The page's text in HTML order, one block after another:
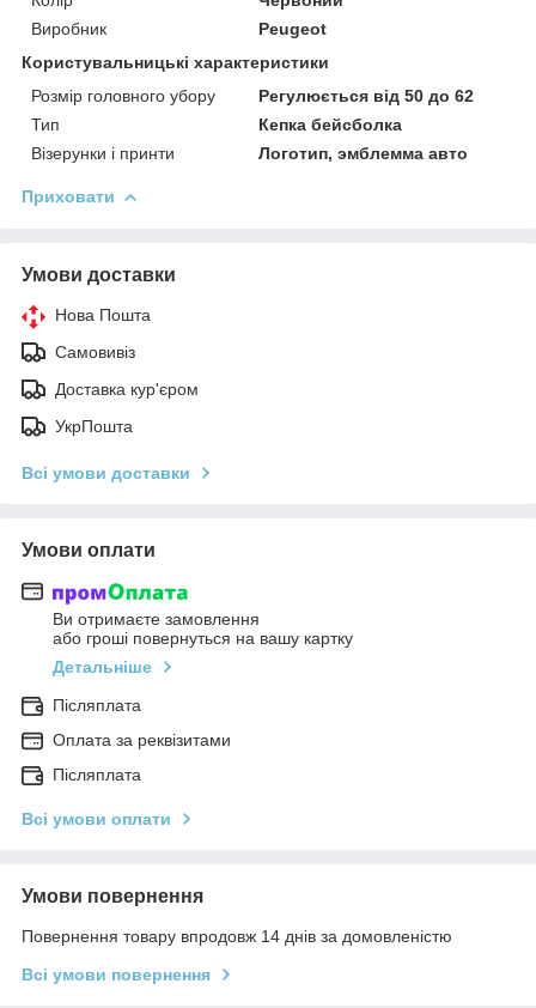
Виробник
Peugeot
Користувальницькі характеристики
Розмір головного убору
Регулюється від 50 до 62
Тип
Кепка бейсболка
Візерунки і принти
Логотип, эмблемма авто
Приховати
Умови доставки
Нова Пошта
Самовивіз
Доставка кур'єром
УкрПошта
Всі умови доставки
Умови оплати
Ви отримаєте замовлення
або гроші повернуться на вашу картку
Детальніше
Післяплата
Оплата за реквізитами
Післяплата
Всі умови оплати
Умови повернення
Повернення товару впродовж 14 днів за домовленістю
Всі умови повернення